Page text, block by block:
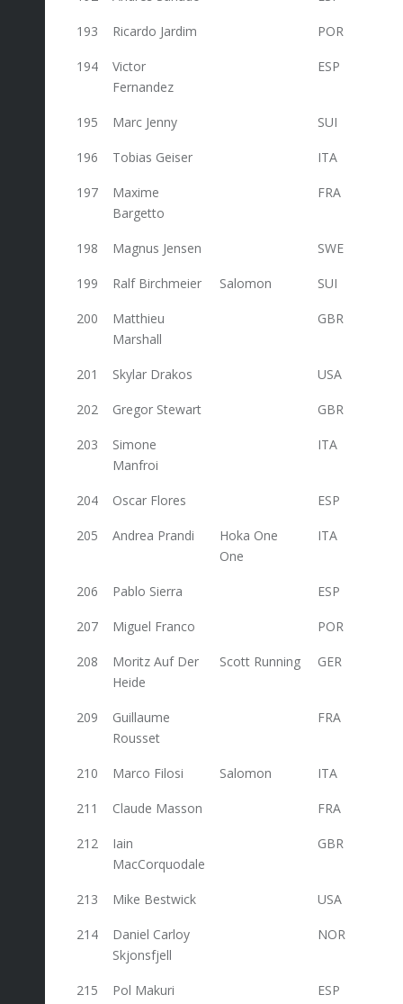
193 Ricardo Jardim POR
194
Victor
Fernandez
ESP
195 Marc Jenny SUI
196 Tobias Geiser ITA
197
Maxime
Bargetto
FRA
198 Magnus Jensen SWE
199 Ralf Birchmeier Salomon SUI
200
Matthieu
Marshall
GBR
201 Skylar Drakos USA
202 Gregor Stewart GBR
203
Simone
Manfroi
ITA
204 Oscar Flores ESP
205 Andrea Prandi
Hoka One
One
ITA
206 Pablo Sierra ESP
207 Miguel Franco POR
208
Moritz Auf Der
Heide
Scott Running GER
209
Guillaume
Rousset
FRA
210 Marco Filosi Salomon ITA
211 Claude Masson FRA
212
Iain
MacCorquodale
GBR
213 Mike Bestwick USA
214
Daniel Carloy
Skjonsfjell
NOR
215
Pol Makuri
ESP